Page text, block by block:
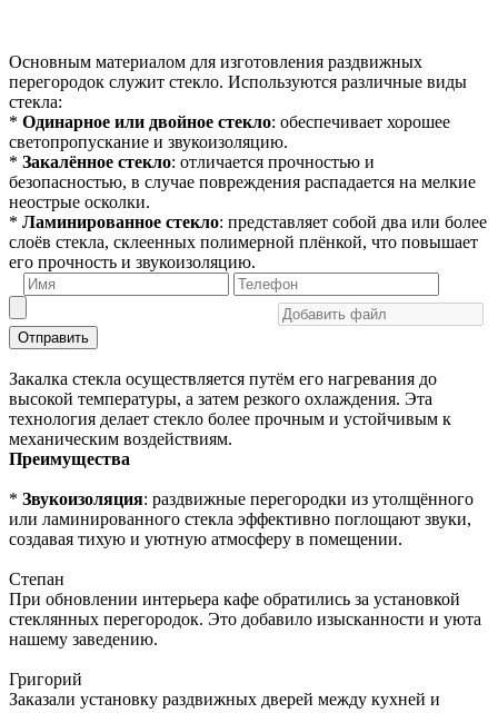
Основным материалом для изготовления раздвижных
перегородок служит стекло. Используются различные виды
стекла:
* Одинарное или двойное стекло: обеспечивает хорошее
светопропускание и звукоизоляцию.
* Закалённое стекло: отличается прочностью и
безопасностью, в случае повреждения распадается на мелкие
неострые осколки.
* Ламинированное стекло: представляет собой два или более
слоёв стекла, склеенных полимерной плёнкой, что повышает
его прочность и звукоизоляцию.
Отправить
Закалка стекла осуществляется путём его нагревания до
высокой температуры, а затем резкого охлаждения. Эта
технология делает стекло более прочным и устойчивым к
механическим воздействиям.
Преимущества
* Звукоизоляция: раздвижные перегородки из утолщённого
или ламинированного стекла эффективно поглощают звуки,
создавая тихую и уютную атмосферу в помещении.
Степан
При обновлении интерьера кафе обратились за установкой
стеклянных перегородок. Это добавило изысканности и уюта
нашему заведению.
Григорий
Заказали установку раздвижных дверей между кухней и